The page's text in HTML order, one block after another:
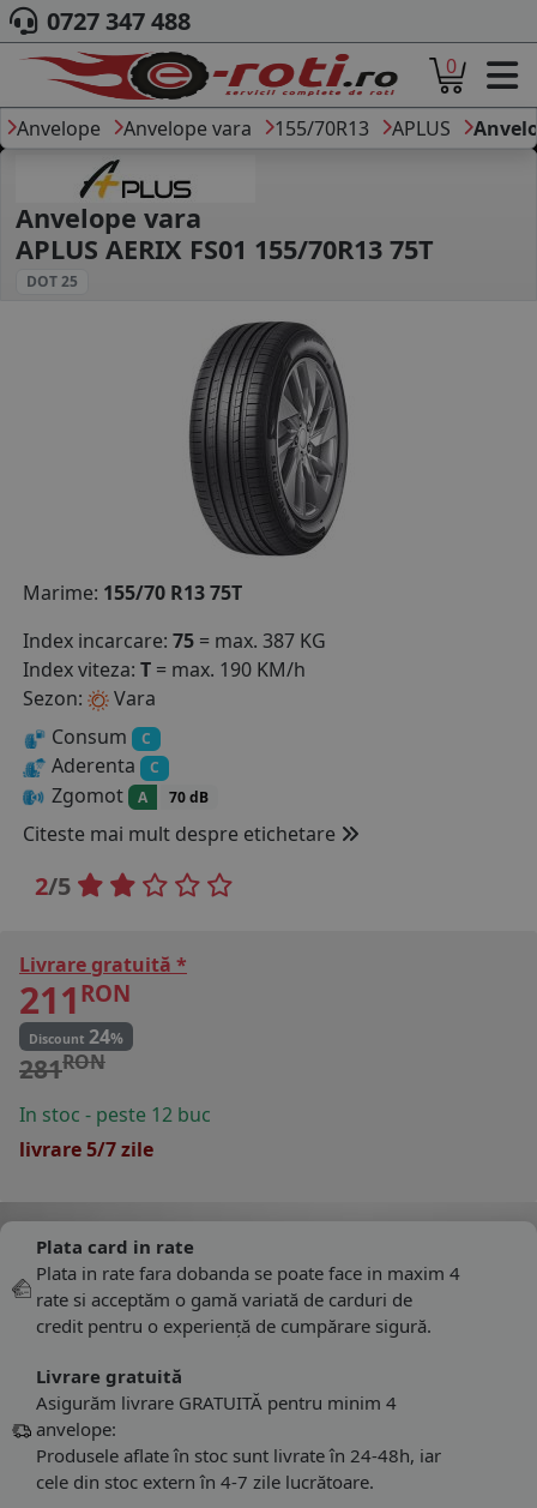
ACASA
DESPRE NOI
ANVELOPE
CAMION
MOTO
DIMENSIUNI
PRODUCATORI ANVELOPE
MARCA AUTO
BLOG
B2B - COLABORARE COMPANII
CONT
CONTACT
0727 347 488
0
Anvelope Anvelope vara 155/70R13 APLUS
Anvelope vara
APLUS AERIX FS01 155/70R13 75T
DOT 25
Marime: 155/70 R13 75T
Index incarcare: 75 = max. 387 KG
Index viteza: T = max. 190 KM/h
Sezon:
Vara
Consum
C
Aderenta C
Zgomot A 70 dB
Citeste mai mult despre etichetare
2/5
Livrare gratuită *
211 RON
Discount 24%
281RON
In stoc - peste 12 buc
livrare 5/7 zile
Plata card in rate
Plata in rate fara dobanda se poate face in maxim 4
rate si acceptăm o gamă variată de carduri de
credit pentru o experiență de cumpărare sigură.
Livrare gratuită
Asigurăm livrare GRATUITĂ pentru minim 4
anvelope:
Produsele aflate în stoc sunt livrate în 24-48h, iar
cele din stoc extern în 4-7 zile lucrătoare.